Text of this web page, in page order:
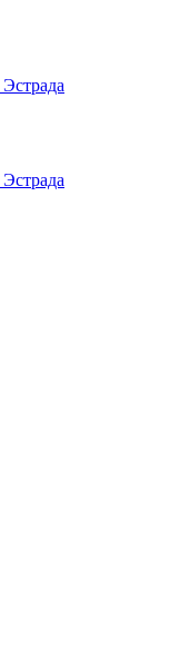
Эстрада
Эстрада